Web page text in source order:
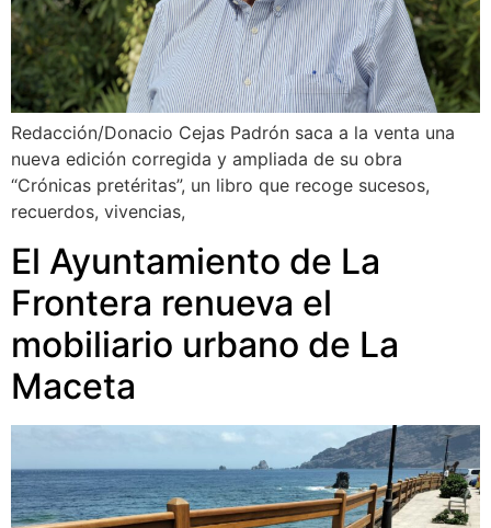
Redacción/Donacio Cejas Padrón saca a la venta una
nueva edición corregida y ampliada de su obra
“Crónicas pretéritas”, un libro que recoge sucesos,
recuerdos, vivencias,
El Ayuntamiento de La
Frontera renueva el
mobiliario urbano de La
Maceta